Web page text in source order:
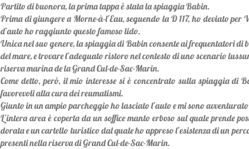
Partito di buonora, la prima tappa è stata la spiaggia Babin.
Prima di giungere a Morne-à-l’Eau, seguendo la D 117, ho deviato
d’auto ho raggiunto questo famoso lido.
Unica nel suo genere, la spiaggia di Babin consente ai frequentatori
del mare, e trovare l’adeguato ristoro nel contesto di uno scenario
riserva marina de la Grand Cul-de-Sac-Marin.
Come detto, però, il mio interesse si è concentrato sulla spiaggia
favorevoli alla cura dei reumatismi.
Giunto in un ampio parcheggio ho lasciato l’auto e mi sono
L’intera area è coperta da un soffice manto erboso sul quale prende
dorata e un cartello turistico dal quale ho appreso l’esistenza di un
presenti nella riserva di Grand Cul-de-Sac-Marin.